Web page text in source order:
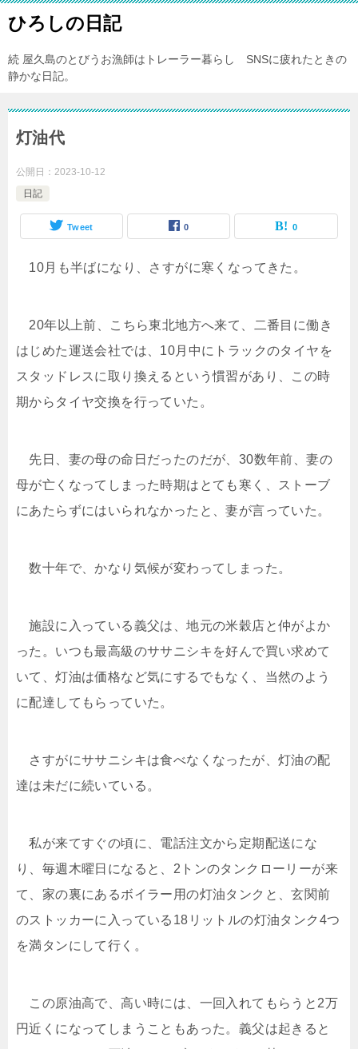
ひろしの日記
続 屋久島のとびうお漁師はトレーラー暮らし SNSに疲れたときの
静かな日記。
灯油代
公開日： 2023-10-12
日記
Tweet 0 0
10月も半ばになり、さすがに寒くなってきた。
20年以上前、こちら東北地方へ来て、二番目に働き
はじめた運送会社では、10月中にトラックのタイヤを
スタッドレスに取り換えるという慣習があり、この時
期からタイヤ交換を行っていた。
先日、妻の母の命日だったのだが、30数年前、妻の
母が亡くなってしまった時期はとても寒く、ストーブ
にあたらずにはいられなかったと、妻が言っていた。
数十年で、かなり気候が変わってしまった。
施設に入っている義父は、地元の米穀店と仲がよか
った。いつも最高級のササニシキを好んで買い求めて
いて、灯油は価格など気にするでもなく、当然のよう
に配達してもらっていた。
さすがにササニシキは食べなくなったが、灯油の配
達は未だに続いている。
私が来てすぐの頃に、電話注文から定期配送にな
り、毎週木曜日になると、2トンのタンクローリーが来
て、家の裏にあるボイラー用の灯油タンクと、玄関前
のストッカーに入っている18リットルの灯油タンク4つ
を満タンにして行く。
この原油高で、高い時には、一回入れてもらうと2万
円近くになってしまうこともあった。義父は起きると